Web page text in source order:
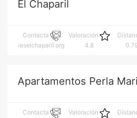
El Chaparil
Contacta
ieselchaparil.org
Valoración
4.8
Apartamentos Perla
Contacta
Valoración